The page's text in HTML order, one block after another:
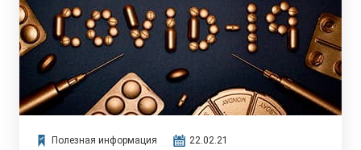
Полезная информация 22.02.21